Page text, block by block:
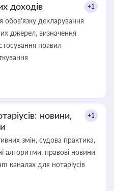
доходів +1
обов’язку декларування
джерел, визначення
правил
новини,
+1
змін, судова практика,
алгоритми, правові новини
каналах для нотаріусів